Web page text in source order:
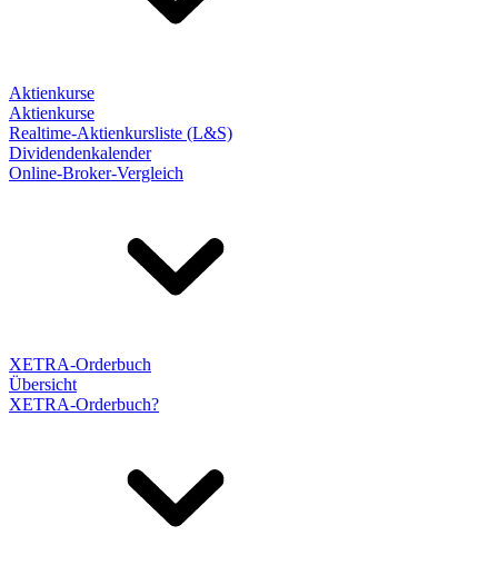
Aktienkurse
Aktienkurse
Realtime-Aktienkursliste (L&S)
Dividendenkalender
Online-Broker-Vergleich
XETRA-Orderbuch
Übersicht
XETRA-Orderbuch?